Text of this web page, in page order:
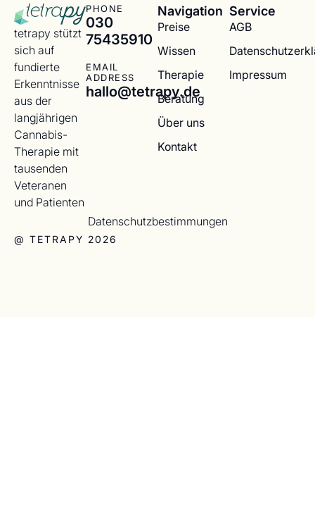
tetrapy stützt
sich auf
fundierte
Erkenntnisse
aus der
langjährigen
Cannabis-
Therapie mit
tausenden
Veteranen
und Patienten
PHONE
030
75435910
EMAIL
ADDRESS
hallo@tetrapy.de
Navigation
Preise
Wissen
Therapie
Beratung
Über uns
Kontakt
Service
AGB
Impressum
@ TETRAPY 2026
Datenschutzbestimmungen